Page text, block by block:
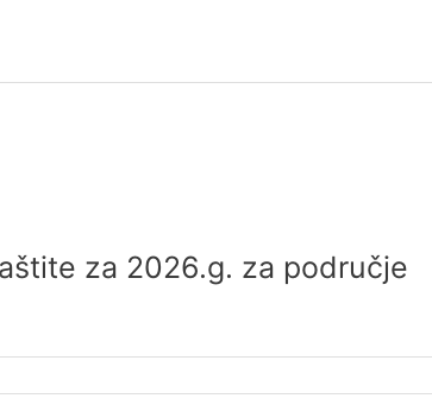
za 2026.g. za područje